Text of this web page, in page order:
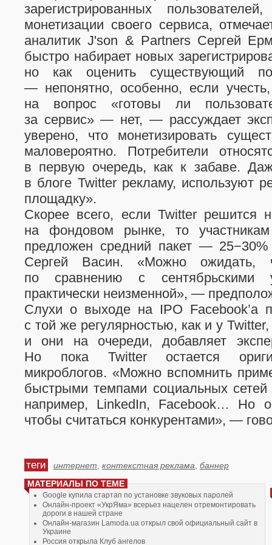
зарегистрированных
монетизации своего сервиса,
аналитик J'son & Partners Сергей
быстро набирает новых
но как оценить существующий
— непонятно, особенно, если
на вопрос «готовы ли
за сервис» — нет, — рассуждает
уверено, что монетизировать
маловероятно. Потребители
в первую очередь, как к забаве.
в блоге Twitter рекламу, используют
площадку».
Скорее всего, если Twitter решится
на фондовом рынке, то
предложен средний пакет — 25−30%
Сергей Васин. «Можно ожидать,
по сравнению с сентябрьскими
практически неизменной», —
Слухи о выходе на IPO Facebook’a
с той же регулярностью, как и у
и они на очереди, добавляет
Но пока Twitter остается
микроблогов. «Можно вспомнить
быстрыми темпами социальных сетей
например, LinkedIn, Facebook… Но
чтобы считаться конкурентами», —
теги интернет контекстная реклама баннер
МАТЕРИАЛЫ ПО ТЕМЕ
Google купила стартап по установке звуковых паролей
Онлайн-проект «УкрЯма» всерьез нацелен отремонтировать
дороги в нашей стране
Онлайн-магазин Lamoda.ua открыл свой официальный сайт в
Украине
Россия открыла Клуб ангелов